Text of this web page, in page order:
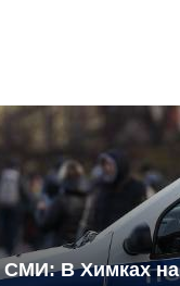
СМИ: В Химках на